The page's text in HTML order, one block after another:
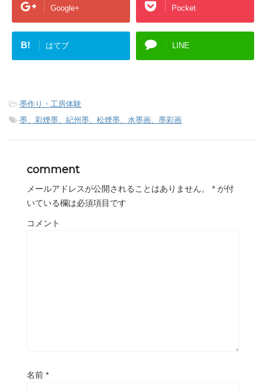
Google+ Pocket
B! はてブ LINE
-墨作り・工房体験
-墨、彩煙墨、紀州墨、松煙墨、水墨画、墨彩画
comment
メールアドレスが公開されることはありません。 * が付
いている欄は必須項目です
コメント
名前 *